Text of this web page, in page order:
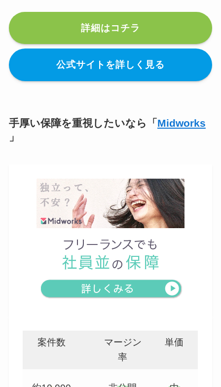
詳細はコチラ
公式サイトを詳しく見る
手厚い保障を重視したいなら「 Midworks
」
案件数
マージン
率
単価